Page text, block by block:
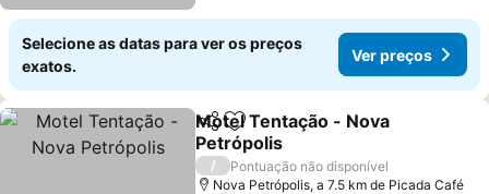
Selecione as datas para ver os preços
exatos.
Ver preços
PartilharAdicionar aos favoritos
Motel Tentação - Nova
Petrópolis
Ver preços
/
Pontuação não disponível
Nova Petrópolis, a 7.5 km de Picada Café